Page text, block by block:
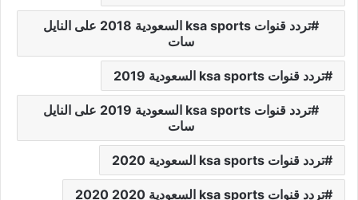
تردد قنوات ksa sports السعودية 2018 على النايل
سات
تردد قنوات ksa sports السعودية 2019
تردد قنوات ksa sports السعودية 2019 على النايل
سات
تردد قنوات ksa sports السعودية 2020
تردد قنوات ksa sports السعودية 2020 2020